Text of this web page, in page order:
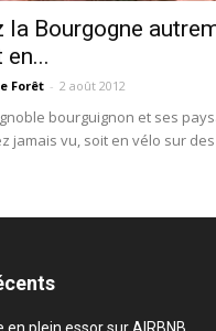
la Bourgogne
Forêt - 2 août 2012
bourguignon et ses
jamais vu, soit en vélo sur
en plein essor sur AIRBNB